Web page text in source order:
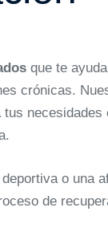
que te
crónicas.
tus
o una
de